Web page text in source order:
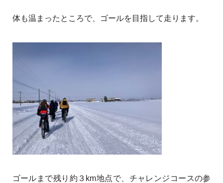
体も温まったところで、ゴールを目指して走ります。
ゴールまで残り約３km地点で、チャレンジコースの参